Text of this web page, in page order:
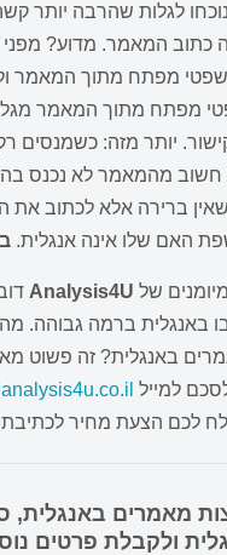
לגלות שהרבה יותר
המאמר. מדוע? מפני
מפתח מתוך המאמר
מפתח מתוך המאמר
יותר מזה:
חשוב מהמאמר לא נכנס
ברירה אלא לכתוב את
האם שלו אינה אנגלית.
של Analysis4U
באנגלית ברמה גבוהה.
באנגלית? זה פשוט
למייל
לכם הצעת מחיר לכתיבת
מאמרים באנגלית,
ולקבלת פרטים